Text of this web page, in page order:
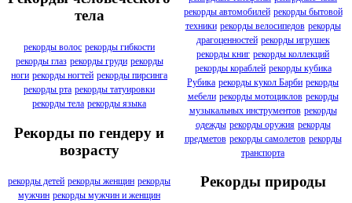
тела
рекорды волос рекорды гибкости
рекорды глаз рекорды груди рекорды
ноги рекорды ногтей рекорды пирсинга
рекорды рта рекорды татуировки
рекорды тела рекорды языка
Рекорды по гендеру и
возрасту
рекорды детей рекорды женщин рекорды
мужчин рекорды мужчин и женщин
рекорды автомобилей рекорды бытовой
техники рекорды велосипедов рекорды
драгоценностей рекорды игрушек
рекорды книг рекорды коллекций
рекорды кораблей рекорды кубика
Рубика рекорды кукол Барби рекорды
мебели рекорды мотоциклов рекорды
музыкальных инструментов рекорды
одежды рекорды оружия рекорды
предметов рекорды самолетов рекорды
транспорта
Рекорды природы